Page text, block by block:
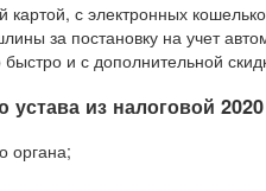
картой, с электронных
за постановку на учет
и с дополнительной
из налоговой 2020
органа;